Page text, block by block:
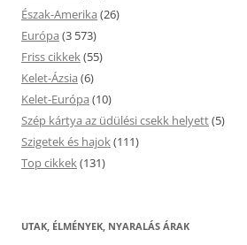
Észak-Amerika (26)
Európa (3 573)
Friss cikkek(55)
Kelet-Ázsia (6)
Kelet-Európa (10)
Szép kártya az üdülési csekk helyett(5)
Szigetek és hajok(111)
Top cikkek(131)
UTAK, ÉLMÉNYEK, NYARALÁS ÁRAK